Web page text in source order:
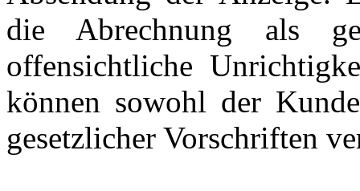
die Abrechnung als
offensichtliche
können sowohl der
gesetzlicher Vorschriften